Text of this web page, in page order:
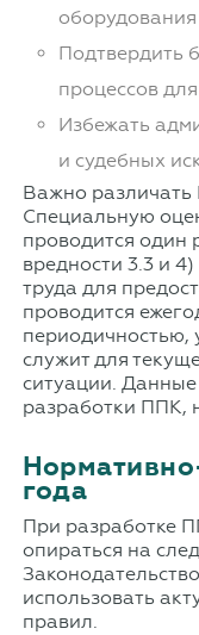
Подтвердить
процессов
Избежать
и судебных
Важно различать
Специальную
проводится один
вредности 3.3 и
труда для
проводится
периодичностью,
служит для
ситуации.
разработки ППК,
года
При разработке
опираться на
использовать
правил.